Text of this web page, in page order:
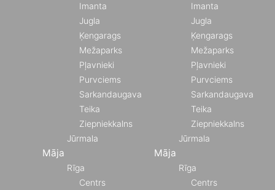
Imanta
Jugla
Ķengarags
Mežaparks
Pļavnieki
Purvciems
Sarkandaugava
Teika
Ziepniekkalns
Jūrmala
Māja
Rīga
Centrs
Imanta
Jugla
Ķengarags
Mežaparks
Pļavnieki
Purvciems
Sarkandaugava
Teika
Ziepniekkalns
Jūrmala
Māja
Rīga
Centrs